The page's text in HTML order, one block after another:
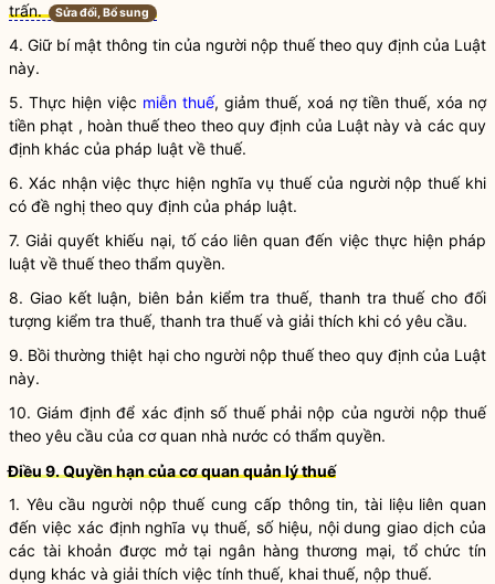
trấn.
Sửa đổi, Bổ sung
4. Giữ bí mật thông tin của người nộp thuếtheo quy định của Luật
này.
5. Thực hiện việc miễn thuế, giảm thuế, xoá nợ tiền thuế, xóa nợ
tiền phạt , hoàn thuếtheo theo quy định của Luậtnày và các quy
định khác của pháp luật về thuế.
6. Xác nhận việc thực hiện nghĩa vụ thuế của người nộp thuếkhi
có đề nghị theo quy định của pháp luật.
7. Giải quyết khiếu nại, tố cáo liên quan đến việc thực hiện pháp
luật về thuế theo thẩm quyền.
8. Giao kết luận, biên bản kiểm tra thuế, thanh tra thuế cho đối
tượng kiểm tra thuế, thanh tra thuế và giải thích khi có yêu cầu.
9. Bồi thường thiệt hại cho người nộp thuếtheo quy định của Luật
này.
10. Giám định để xác định số thuế phải nộp của người nộp thuế
theo yêu cầu của cơ quan nhà nước có thẩm quyền.
Điều 9. Quyền hạn của cơ quan quản lý thuế
1. Yêu cầu người nộp thuếcung cấp thông tin, tài liệu liên quan
đến việc xác định nghĩa vụ thuế, số hiệu, nội dung giao dịch của
các tài khoản được mở tại ngân hàng thương mại, tổ chức tín
dụng khác và giải thích việc tính thuế, khai thuế, nộp thuế.